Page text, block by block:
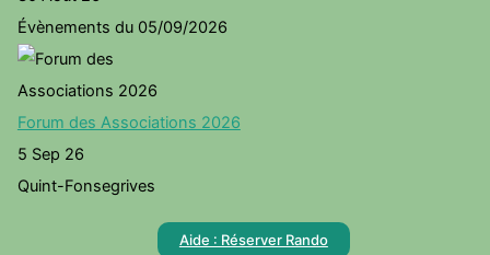
Évènements du 05/09/2026
Forum des Associations 2026
5 Sep 26
Quint-Fonsegrives
Aide : Réserver Rando